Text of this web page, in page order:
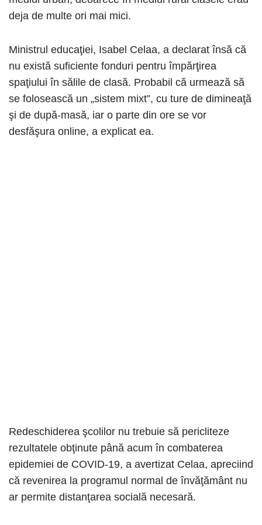
deja de multe ori mai mici.
Ministrul educaţiei, Isabel Celaa, a declarat însă că
nu există suficiente fonduri pentru împărţirea
spaţiului în sălile de clasă. Probabil că urmează să
se folosească un „sistem mixt”, cu ture de dimineaţă
şi de după-masă, iar o parte din ore se vor
desfăşura online, a explicat ea.
Redeschiderea şcolilor nu trebuie să pericliteze
rezultatele obţinute până acum în combaterea
epidemiei de COVID-19, a avertizat Celaa, apreciind
că revenirea la programul normal de învăţământ nu
ar permite distanţarea socială necesară.